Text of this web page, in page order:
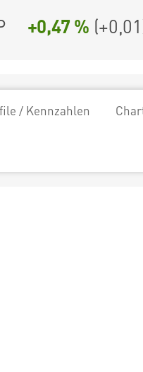
+0,47 % (+0,01
/ Kennzahlen